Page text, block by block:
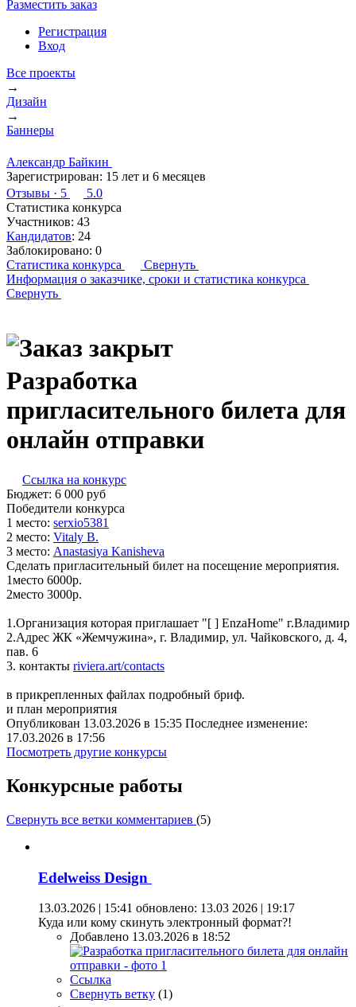
Разместить заказ
Регистрация
Вход
Все проекты
→
Дизайн
→
Баннеры
Александр Байкин
Зарегистрирован: 15 лет и 6 месяцев
Отзывы · 5
5.0
Статистика конкурса
Участников: 43
Кандидатов: 24
Заблокировано: 0
Статистика конкурса
Свернуть
Информация о заказчике, сроки и статистика конкурса
Свернуть
Разработка
пригласительного билета для
онлайн отправки
Ссылка на конкурс
Бюджет: 6 000 руб
Победители конкурса
1 место: ser­xio53­81
2 место: Vi­taly B.
3 место: Anas­ta­si­ya Ka­nis­he­va
Сделать пригласительный билет на посещение мероприятия.
1место 6000р.
2место 3000р.
1.Организация которая приглашает "[ ] EnzaHome" г.Владимир
2.Адрес ЖК «Жемчужина», г. Владимир, ул. Чайковского, д. 4,
пав. 6
3. контакты riviera.art/contacts
в прикрепленных файлах подробный бриф.
и план мероприятия
Опубликован 13.03.2026 в 15:35 Последнее изменение:
17.03.2026 в 17:56
Посмотреть другие конкурсы
Конкурсные работы
Свернуть все ветки комментариев (5)
Edelweiss Design
13.03.2026 | 15:41 обновлено: 13.03 2026 | 19:17
Куда или кому скинуть электронный формат?!
Добавлено 13.03.2026 в 18:52
Ссылка
Свернуть ветку (1)